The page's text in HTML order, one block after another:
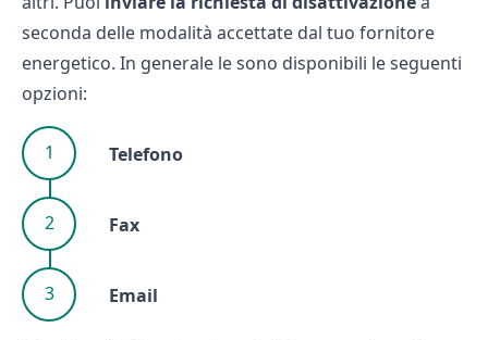
seconda delle modalità accettate dal tuo fornitore
energetico. In generale le sono disponibili le seguenti
opzioni:
Telefono
Fax
Email